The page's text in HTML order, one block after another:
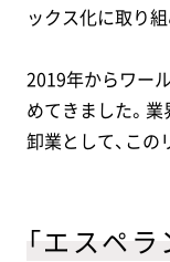
ックス化に取り組
2019年からワー
めてきました。
卸業として、こ
「エスペ